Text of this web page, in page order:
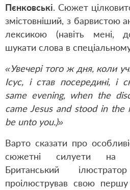
Пєнковські. Сюжет
змістовніший, з барвистою
лексикою (навіть мені,
шукати слова в
«Увечері того ж дня, коли
Ісус, і став посередині,
same evening, when the
came Jesus and stood in the
be unto you.)»
Варто сказати про
сюжетні силуети на
Британський
проілюстрував свою